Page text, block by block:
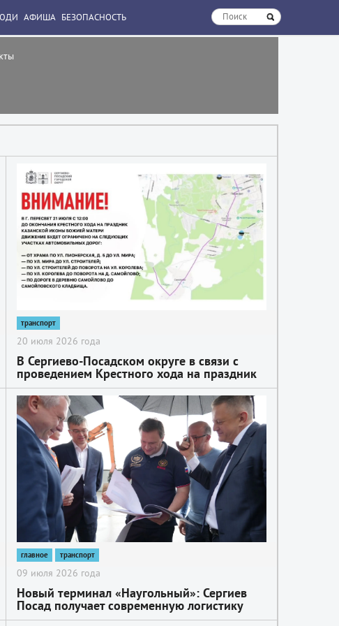
АФИША БЕЗОПАСНОСТЬ
транспорт
20 июля 2026 года
В Сергиево-Посадском округе в связи с
проведением Крестного хода на праздник
Казанской иконы Божией Матери будет
временно ограничено движение
транспортных средств
2
главное транспорт
09 июля 2026 года
Новый терминал «Наугольный»: Сергиев
Посад получает современную логистику